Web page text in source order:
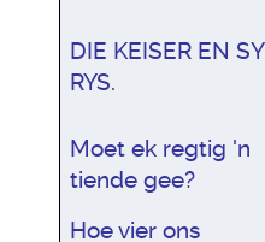
DIE KEISER EN SY
RYS.
Moet ek regtig 'n
tiende gee?
Hoe vier ons